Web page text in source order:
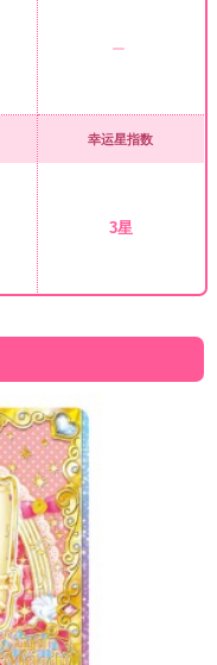
幸运星指数
3星